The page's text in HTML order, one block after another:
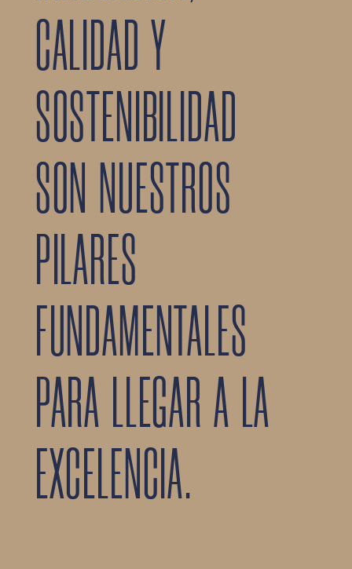
CALIDAD Y
SOSTENIBILIDAD
SON NUESTROS
PILARES
FUNDAMENTALES
PARA LLEGAR A LA
EXCELENCIA.